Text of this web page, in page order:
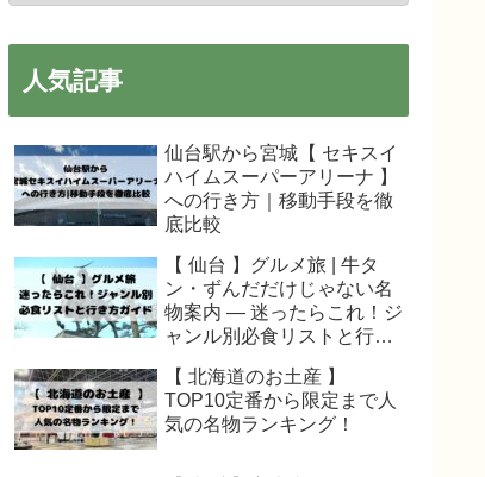
人気記事
仙台駅から宮城【 セキスイ
ハイムスーパーアリーナ 】
への行き方｜移動手段を徹
底比較
【 仙台 】グルメ旅 | 牛タ
ン・ずんだだけじゃない名
物案内 — 迷ったらこれ！ジ
ャンル別必食リストと行き
【 北海道のお土産 】
TOP10定番から限定まで人
気の名物ランキング！